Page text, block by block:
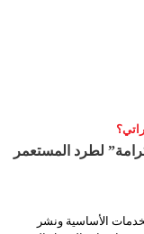
لطرد المستعمر
الأساسية ونشر